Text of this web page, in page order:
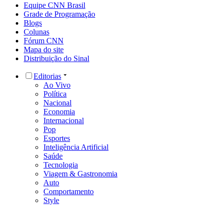
Equipe CNN Brasil
Grade de Programação
Blogs
Colunas
Fórum CNN
Mapa do site
Distribuição do Sinal
Editorias
Ao Vivo
Política
Nacional
Economia
Internacional
Pop
Esportes
Inteligência Artificial
Saúde
Tecnologia
Viagem & Gastronomia
Auto
Comportamento
Style